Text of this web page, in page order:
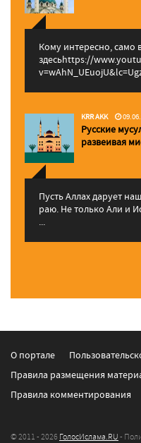
Кому интересно, само
здесьhttps://
KRR AKK
Русские
pазвеивая
Пусть Аллах дарует
раю. Не только Али и
...
О портале
Правила размещения
Правила комментирования
© 2011 - 2026 ГолосИслама.RU -